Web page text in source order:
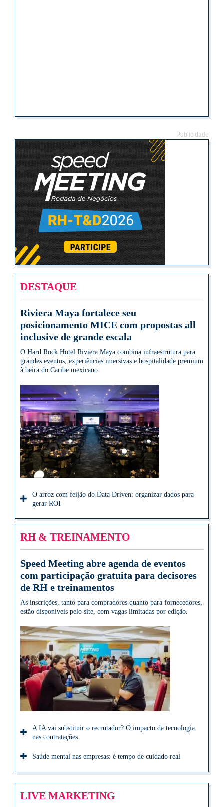
Publicidade
DESTAQUE
Riviera Maya fortalece seu
posicionamento MICE com propostas all
inclusive de grande escala
O Hard Rock Hotel Riviera Maya combina infraestrutura para
grandes eventos, experiências imersivas e hospitalidade premium
à beira do Caribe mexicano
O arroz com feijão do Data Driven: organizar dados para
gerar ROI
RH & TREINAMENTO
Speed Meeting abre agenda de eventos
com participação gratuita para decisores
de RH e treinamentos
As inscrições, tanto para compradores quanto para fornecedores,
estão disponíveis pelo site, com vagas limitadas por edição.
A IA vai substituir o recrutador? O impacto da tecnologia
nas contratações
Saúde mental nas empresas: é tempo de cuidado real
LIVE MARKETING